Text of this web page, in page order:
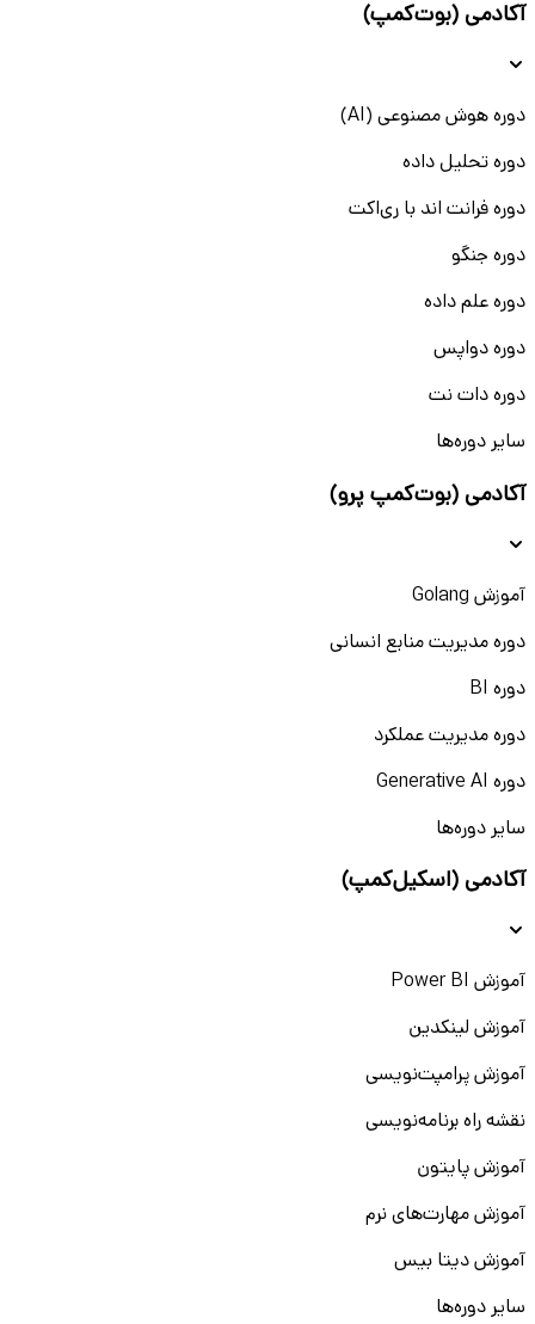
آکادمی (بوت‌کمپ)
دوره هوش مصنوعی (AI)
دوره تحلیل داده
دوره فرانت اند با ری‌اکت
دوره جنگو
دوره علم داده
دوره دواپس
دوره دات نت
سایر دوره‌ها
آکادمی (بوت‌کمپ پرو)
آموزش Golang
دوره مدیریت منابع انسانی
دوره BI
دوره مدیریت عملکرد
دوره Generative AI
سایر دوره‌ها
آکادمی (اسکیل‌کمپ)
آموزش Power BI
آموزش لینکدین
آموزش پرامپت‌نویسی
نقشه راه برنامه‌نویسی
آموزش پایتون
آموزش مهارت‌های نرم
آموزش دیتا بیس
سایر دوره‌ها